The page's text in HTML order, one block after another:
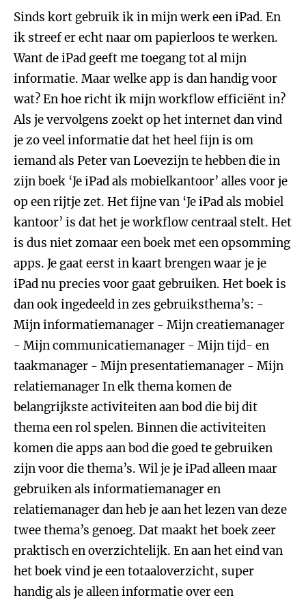
Sinds kort gebruik ik in mijn werk een iPad. En
ik streef er echt naar om papierloos te werken.
Want de iPad geeft me toegang tot al mijn
informatie. Maar welke app is dan handig voor
wat? En hoe richt ik mijn workflow efficiënt in?
Als je vervolgens zoekt op het internet dan vind
je zo veel informatie dat het heel fijn is om
iemand als Peter van Loevezijn te hebben die in
zijn boek ‘Je iPad als mobielkantoor’ alles voor je
op een rijtje zet. Het fijne van ‘Je iPad als mobiel
kantoor’ is dat het je workflow centraal stelt. Het
is dus niet zomaar een boek met een opsomming
apps. Je gaat eerst in kaart brengen waar je je
iPad nu precies voor gaat gebruiken. Het boek is
dan ook ingedeeld in zes gebruiksthema’s: -
Mijn informatiemanager - Mijn creatiemanager
- Mijn communicatiemanager - Mijn tijd- en
taakmanager - Mijn presentatiemanager - Mijn
relatiemanager In elk thema komen de
belangrijkste activiteiten aan bod die bij dit
thema een rol spelen. Binnen die activiteiten
komen die apps aan bod die goed te gebruiken
zijn voor die thema’s. Wil je je iPad alleen maar
gebruiken als informatiemanager en
relatiemanager dan heb je aan het lezen van deze
twee thema’s genoeg. Dat maakt het boek zeer
praktisch en overzichtelijk. En aan het eind van
het boek vind je een totaaloverzicht, super
handig als je alleen informatie over een